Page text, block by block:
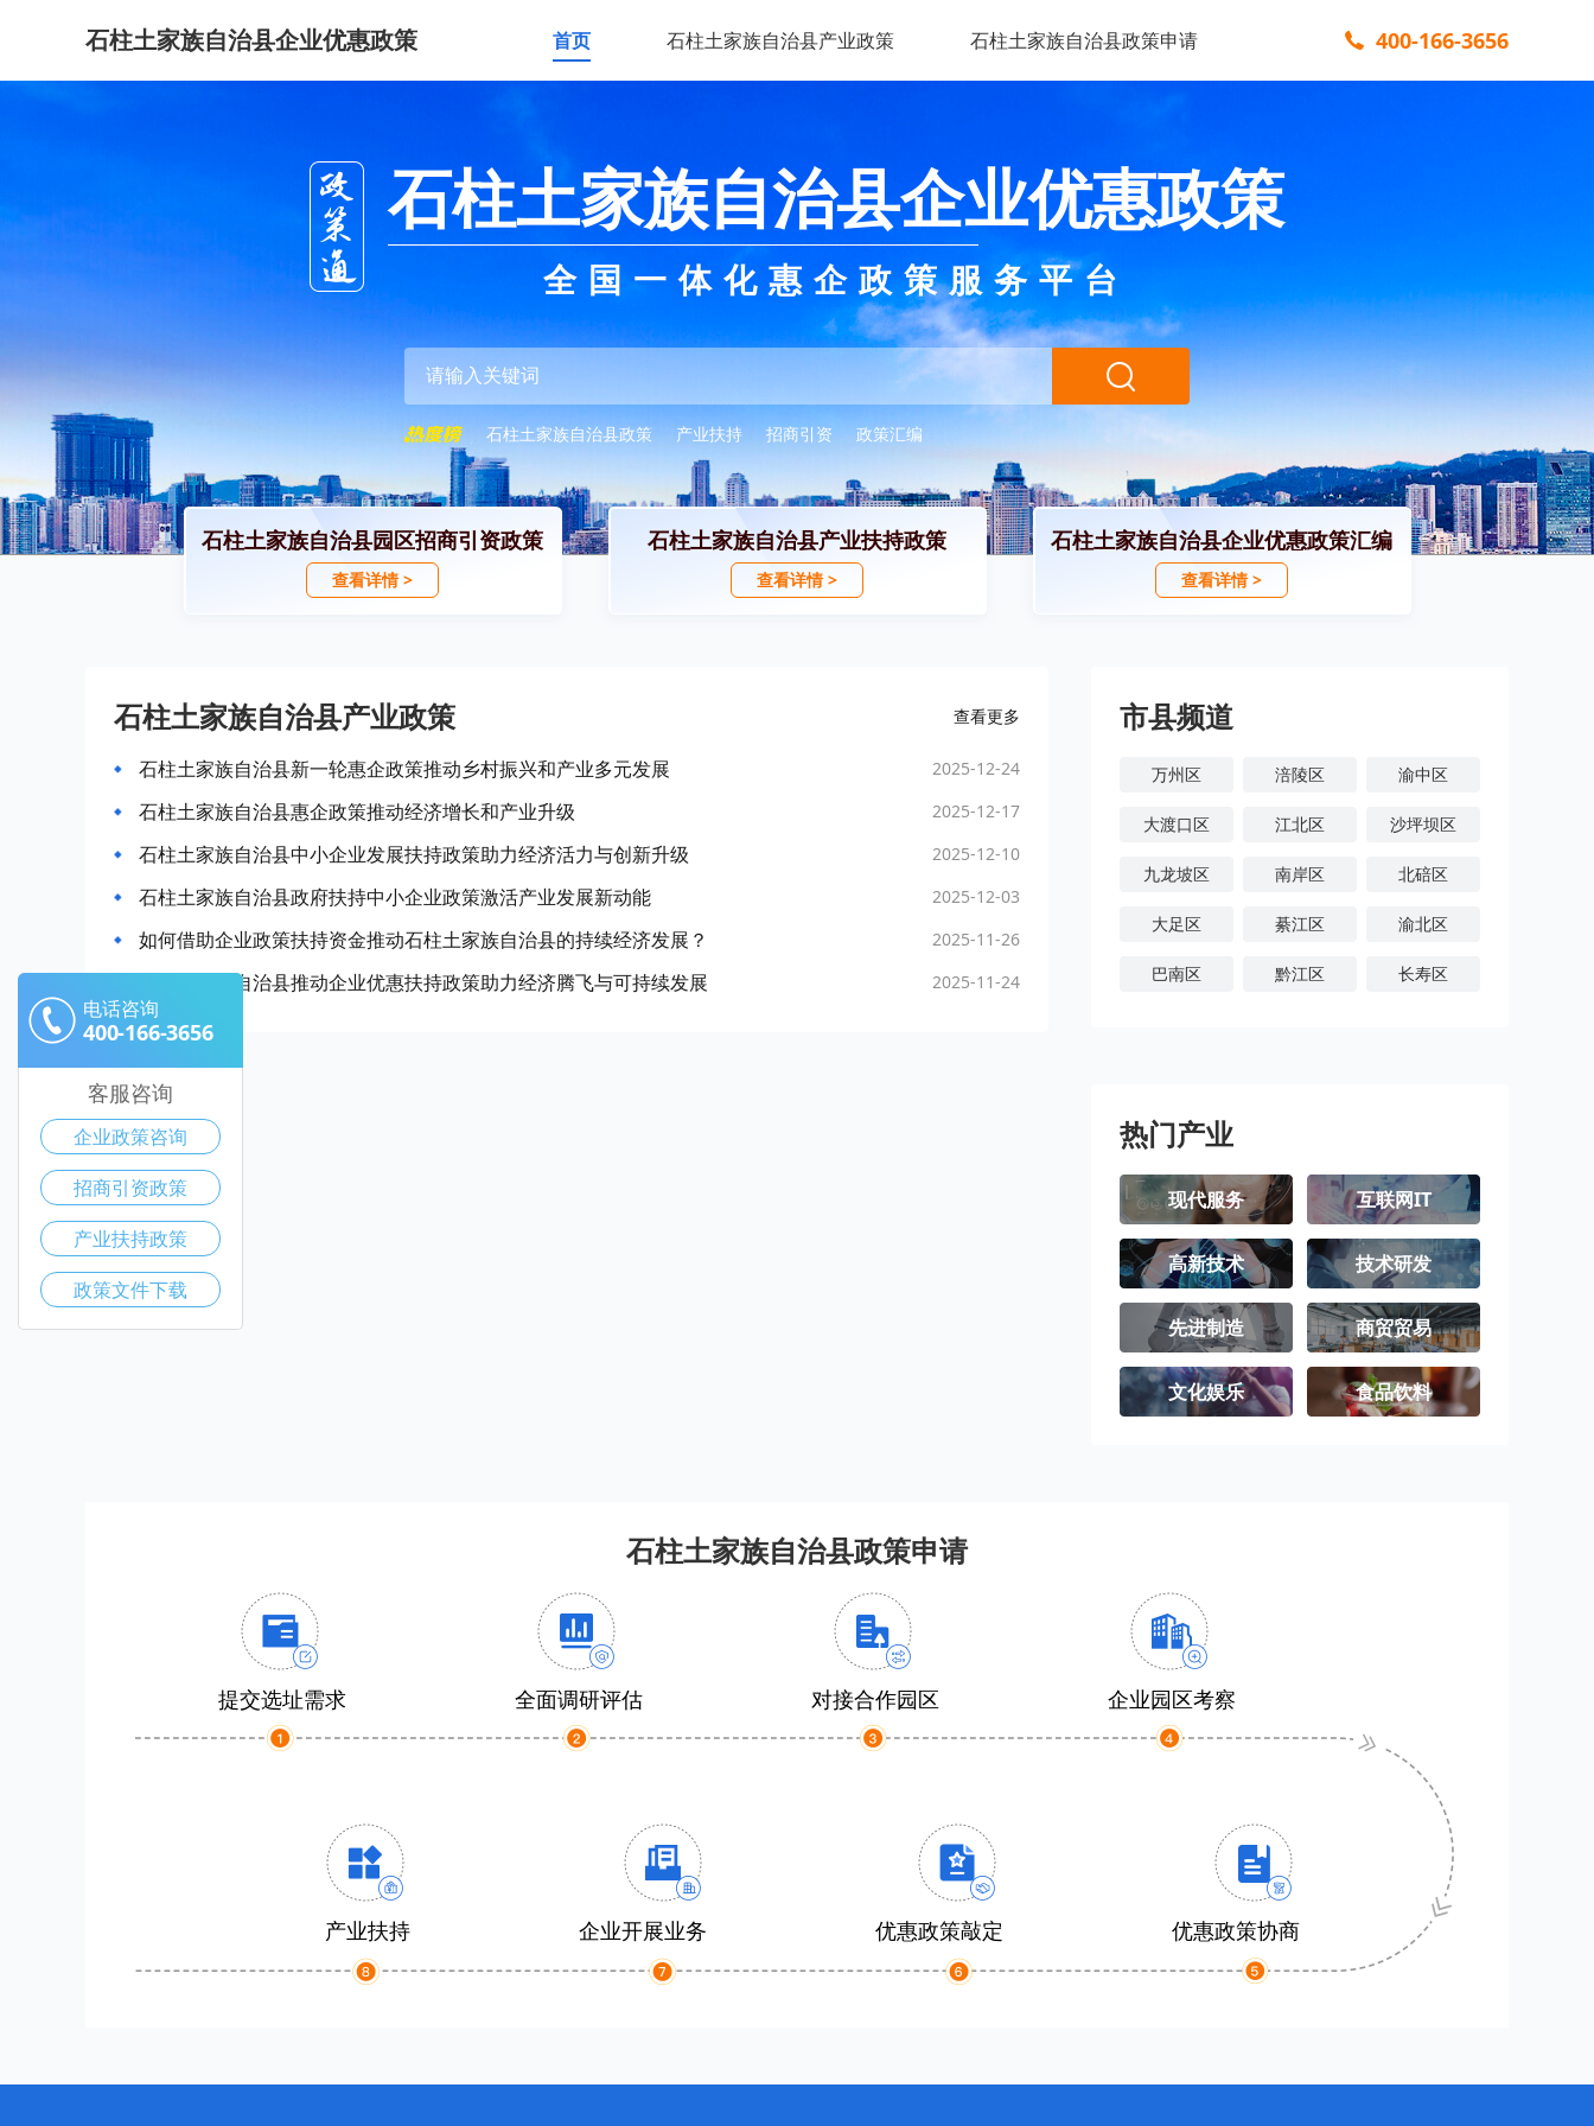
石柱土家族自治县企业优惠政策 首页 石柱土家族自治县产业政策 石柱土家族自治县政策申请 400-166-3656
石柱土家族自治县企业优惠政策
全国一体化惠企政策服务平台
石柱土家族自治县政策 产业扶持 招商引资 政策汇编
石柱土家族自治县园区招商引资政策
查看详情 >
石柱土家族自治县产业扶持政策
查看详情 >
石柱土家族自治县企业优惠政策汇编
查看详情 >
石柱土家族自治县产业政策 查看更多
石柱土家族自治县新一轮惠企政策推动乡村振兴和产业多元发展 2025-12-24
石柱土家族自治县惠企政策推动经济增长和产业升级 2025-12-17
石柱土家族自治县中小企业发展扶持政策助力经济活力与创新升级 2025-12-10
石柱土家族自治县政府扶持中小企业政策激活产业发展新动能 2025-12-03
如何借助企业政策扶持资金推动石柱土家族自治县的持续经济发展？ 2025-11-26
石柱土家族自治县推动企业优惠扶持政策助力经济腾飞与可持续发展 2025-11-24
市县频道
万州区 涪陵区 渝中区
大渡口区 江北区 沙坪坝区
九龙坡区 南岸区 北碚区
大足区 綦江区 渝北区
巴南区 黔江区 长寿区
丰都县
忠县 开州区 云阳县
奉节县 巫山县 巫溪县
石柱土家族自
治县
秀山土家族苗
族自治县
酉阳土家族苗
族自治县
彭水苗族土家
族自治县
江津区 合川区
永川区 南川区
热门产业
现代服务 互联网IT
高新技术 技术研发
先进制造 商贸贸易
文化娱乐 食品饮料
石柱土家族自治县政策申请
提交选址需求 全面调研评估 对接合作园区 企业园区考察
产业扶持 企业开展业务 优惠政策敲定 优惠政策协商
电话咨询
400-166-3656
客服咨询
企业政策咨询
招商引资政策
产业扶持政策
政策文件下载